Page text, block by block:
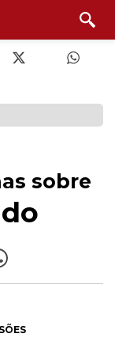
sobre